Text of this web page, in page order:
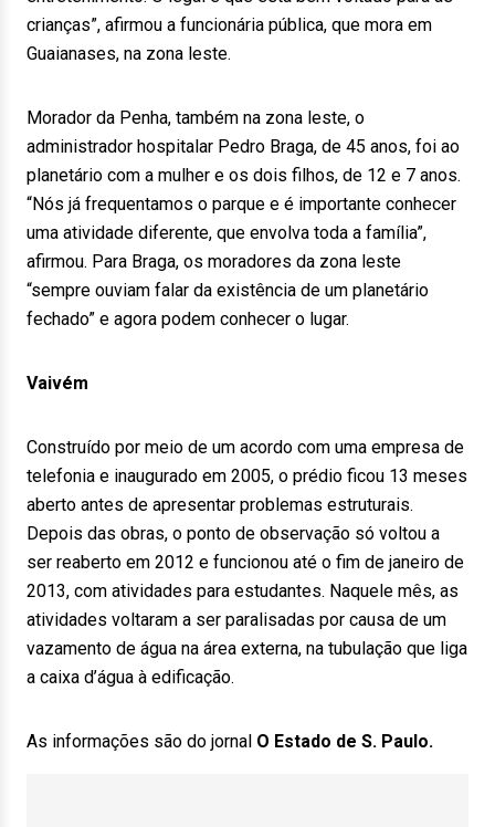
crianças”, afirmou a funcionária pública, que mora em
Guaianases, na zona leste.
Morador da Penha, também na zona leste, o
administrador hospitalar Pedro Braga, de 45 anos, foi ao
planetário com a mulher e os dois filhos, de 12 e 7 anos.
“Nós já frequentamos o parque e é importante conhecer
uma atividade diferente, que envolva toda a família”,
afirmou. Para Braga, os moradores da zona leste
“sempre ouviam falar da existência de um planetário
fechado” e agora podem conhecer o lugar.
Vaivém
Construído por meio de um acordo com uma empresa de
telefonia e inaugurado em 2005, o prédio ficou 13 meses
aberto antes de apresentar problemas estruturais.
Depois das obras, o ponto de observação só voltou a
ser reaberto em 2012 e funcionou até o fim de janeiro de
2013, com atividades para estudantes. Naquele mês, as
atividades voltaram a ser paralisadas por causa de um
vazamento de água na área externa, na tubulação que liga
a caixa d’água à edificação.
As informações são do jornal O Estado de S. Paulo.